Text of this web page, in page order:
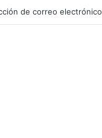
de correo